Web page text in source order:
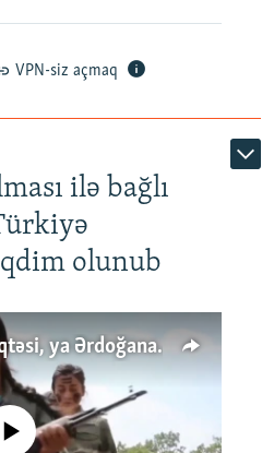
VPN-siz açmaq
ilə bağlı
olunub
Türkiyənin dönüş nöqtəsi, ya Ərdoğana üçüncü şans: PKK ilə qəfil barışıq nə deməkdir?
currently available